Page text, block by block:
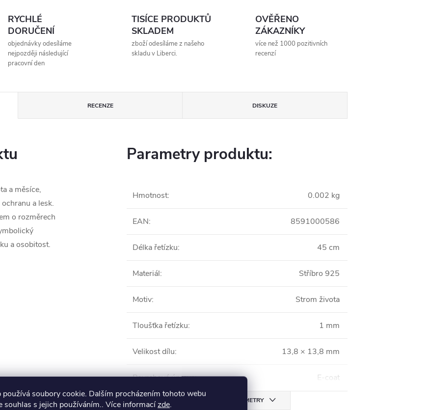
používá soubory cookie. Dalším procházením tohoto webu
souhlas s jejich používáním.. Více informacízde.
RYCHLÉ
DORUČENÍ
objednávky odesíláme
nejpozději následující
pracovní den
TISÍCE PRODUKTŮ
SKLADEM
zboží odesíláme z našeho
skladu v Liberci.
OVĚŘENO
ZÁKAZNÍKY
více než 1000 pozitivních
recenzí
RECENZE DISKUZE
a měsíce,
a lesk.
o rozměrech
a osobitost.
Parametry produktu:
Hmotnost: 0.002 kg
EAN: 8591000586
Délka řetízku: 45 cm
Materiál: Stříbro 925
Motiv: Strom života
Tloušťka řetízku: 1 mm
Velikost dílu: 13,8 × 13,8 mm
Povrchová úprava: E-coat
VŠECHNY PARAMETRY